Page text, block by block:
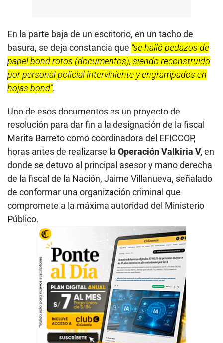
En la parte baja de un escritorio, en un tacho de
basura, se deja constancia que “se halló pedazos de
papel bond rotos (documentos), siendo reconstruido
por personal policial interviniente y engrampados en
hojas bond”.
Uno de esos documentos es un proyecto de
resolución para dar fin a la designación de la fiscal
Marita Barreto como coordinadora del EFICCOP,
horas antes de realizarse la Operación Valkiria V,en
donde se detuvo al principal asesor y mano derecha
de la fiscal de la Nación, Jaime Villanueva, señalado
de conformar una organización criminal que
compromete a la máxima autoridad del Ministerio
Público.